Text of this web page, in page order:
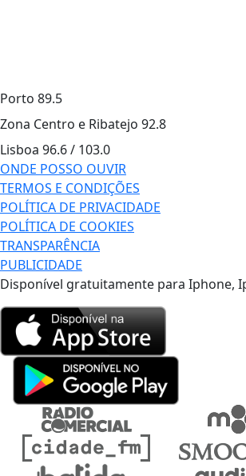
Porto 89.5
Zona Centro e Ribatejo 92.8
Lisboa 96.6 / 103.0
ONDE POSSO OUVIR
TERMOS E CONDIÇÕES
POLÍTICA DE PRIVACIDADE
POLÍTICA DE COOKIES
TRANSPARÊNCIA
PUBLICIDADE
Disponível gratuitamente para Iphone,